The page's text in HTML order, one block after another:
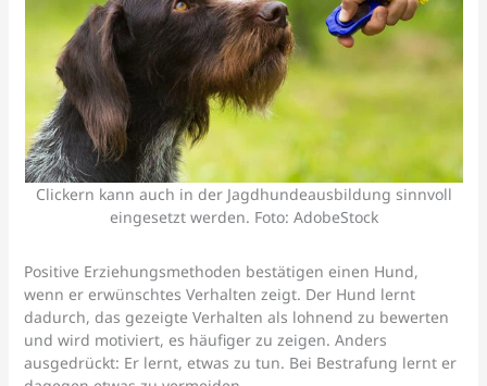
Clickern kann auch in der Jagdhundeausbildung sinnvoll
eingesetzt werden. Foto: AdobeStock
Positive Erziehungsmethoden bestätigen einen Hund,
wenn er erwünschtes Verhalten zeigt. Der Hund lernt
dadurch, das gezeigte Verhalten als lohnend zu bewerten
und wird motiviert, es häufiger zu zeigen. Anders
ausgedrückt: Er lernt, etwas zu tun. Bei Bestrafung lernt er